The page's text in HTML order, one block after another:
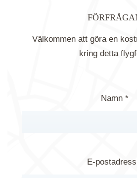
Välkommen att göra en
kring detta
Namn *
E-